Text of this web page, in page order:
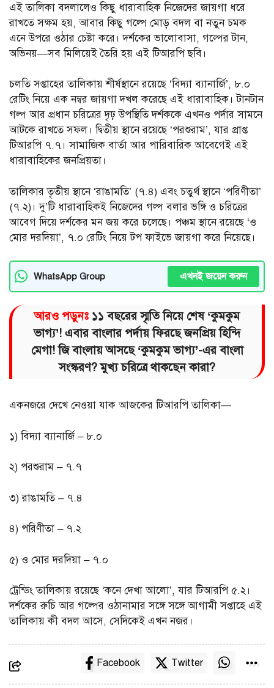
এই তালিকা বদলালেও কিছু ধারাবাহিক নিজেদের জায়গা ধরে
রাখতে সক্ষম হয়, আবার কিছু গল্পে মোড় বদল বা নতুন চমক
এনে উপরে ওঠার চেষ্টা করে। দর্শকের ভালোবাসা, গল্পের টান,
অভিনয়—সব মিলিয়েই তৈরি হয় এই টিআরপি ছবি।
চলতি সপ্তাহের তালিকায় শীর্ষস্থানে রয়েছে ‘বিদ্যা ব্যানার্জি’, ৮.০
রেটিং নিয়ে এক নম্বর জায়গা দখল করেছে এই ধারাবাহিক। টানটান
গল্প আর প্রধান চরিত্রের দৃঢ় উপস্থিতি দর্শককে এখনও পর্দার সামনে
আটকে রাখতে সফল। দ্বিতীয় স্থানে রয়েছে ‘পরশুরাম’, যার প্রাপ্ত
টিআরপি ৭.৭। সামাজিক বার্তা আর পারিবারিক আবেগেই এই
ধারাবাহিকের জনপ্রিয়তা।
তালিকার তৃতীয় স্থানে ‘রাঙামতি’ (৭.৪) এবং চতুর্থ স্থানে ‘পরিণীতা’
(৭.২)। দু’টি ধারাবাহিকই নিজেদের গল্প বলার ভঙ্গি ও চরিত্রের
আবেগ দিয়ে দর্শকের মন জয় করে চলেছে। পঞ্চম স্থানে রয়েছে ‘ও
মোর দরদিয়া’, ৭.০ রেটিং নিয়ে টপ ফাইভে জায়গা করে নিয়েছে।
WhatsApp Group এখনই জয়েন করুন
আরও পড়ুনঃ ১১ বছরের স্মৃতি নিয়ে শেষ ‘কুমকুম
ভাগ্য’! এবার বাংলার পর্দায় ফিরছে জনপ্রিয় হিন্দি
মেগা! জি বাংলায় আসছে ‘কুমকুম ভাগ্য’-এর বাংলা
সংস্করণ? মুখ্য চরিত্রে থাকছেন কারা?
একনজরে দেখে নেওয়া যাক আজকের টিআরপি তালিকা—
১) বিদ্যা ব্যানার্জি – ৮.০
২) পরশুরাম – ৭.৭
৩) রাঙামতি – ৭.৪
৪) পরিণীতা – ৭.২
৫) ও মোর দরদিয়া – ৭.০
ট্রেন্ডিং তালিকায় রয়েছে ‘কনে দেখা আলো’, যার টিআরপি ৫.২।
দর্শকের রুচি আর গল্পের ওঠানামার সঙ্গে সঙ্গে আগামী সপ্তাহে এই
তালিকায় কী বদল আসে, সেদিকেই এখন নজর।
Facebook Twitter